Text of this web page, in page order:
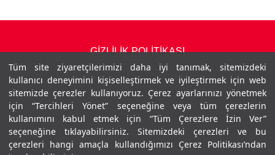
Tüm site ziyaretçilerimizi daha iyi tanımak, sitemizdeki
kullanıcı deneyimini kişiselleştirmek ve iyileştirmek için web
sitemizde çerezler kullanıyoruz. Çerez ayarlarınızı yönetmek
için “Tercihleri Yönet” seçeneğine veya tüm çerezlerin
kullanımını kabul etmek için “Tüm Çerezlere İzin Ver”
seçeneğine tıklayabilirsiniz. Sitemizdeki çerezleri ve bu
çerezleri hangi amaçla kullandığımızı Çerez Politikası’ndan
GİZLİLİK POLİTİKASI
İLETİŞİM
Y
e
n
Y
e
n
Y
e
n